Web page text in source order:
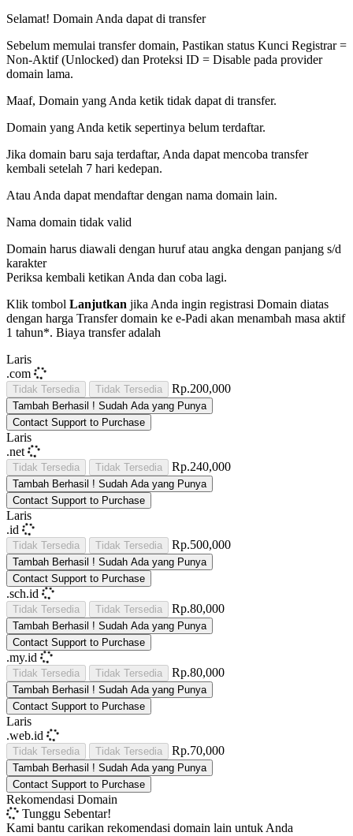
Selamat! Domain Anda dapat di transfer
Sebelum memulai transfer domain, Pastikan status Kunci Registrar =
Non-Aktif (Unlocked) dan Proteksi ID = Disable pada provider
domain lama.
Maaf, Domain yang Anda ketik tidak dapat di transfer.
Domain yang Anda ketik sepertinya belum terdaftar.
Jika domain baru saja terdaftar, Anda dapat mencoba transfer
kembali setelah 7 hari kedepan.
Atau Anda dapat mendaftar dengan nama domain lain.
Nama domain tidak valid
Domain harus diawali dengan huruf atau angka dengan panjang s/d
karakter
Periksa kembali ketikan Anda dan coba lagi.
Klik tombol Lanjutkan jika Anda ingin registrasi Domain diatas
dengan harga Transfer domain ke e-Padi akan menambah masa aktif
1 tahun*. Biaya transfer adalah
Laris
.com
Tidak Tersedia Tidak Tersedia Rp.200,000
Tambah Berhasil ! Sudah Ada yang Punya
Contact Support to Purchase
Laris
.net
Tidak Tersedia Tidak Tersedia Rp.240,000
Tambah Berhasil ! Sudah Ada yang Punya
Contact Support to Purchase
Laris
.id
Tidak Tersedia Tidak Tersedia Rp.500,000
Tambah Berhasil ! Sudah Ada yang Punya
Contact Support to Purchase
.sch.id
Tidak Tersedia Tidak Tersedia Rp.80,000
Tambah Berhasil ! Sudah Ada yang Punya
Contact Support to Purchase
.my.id
Tidak Tersedia Tidak Tersedia Rp.80,000
Tambah Berhasil ! Sudah Ada yang Punya
Contact Support to Purchase
Laris
.web.id
Tidak Tersedia Tidak Tersedia Rp.70,000
Tambah Berhasil ! Sudah Ada yang Punya
Contact Support to Purchase
Rekomendasi Domain
Tunggu Sebentar!
Kami bantu carikan rekomendasi domain lain untuk Anda